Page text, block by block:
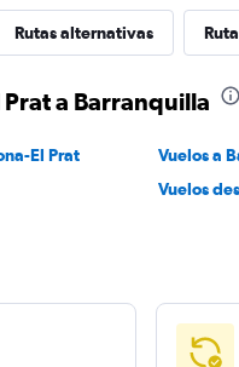
Rutas alternativas
a Barranquilla
El Prat Vuelos a
Vuelos